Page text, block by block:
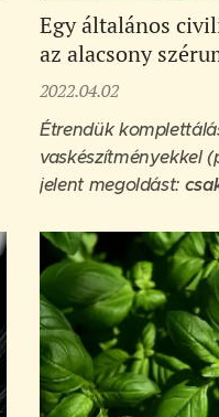
Egy általános
az alacsony
2022.04.02
Étrendük
vaskészítményekkel
jelent megoldást: